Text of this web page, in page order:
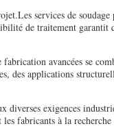
services de
de traitement garantit
avancées se
des applications
diverses exigences
fabricants à la